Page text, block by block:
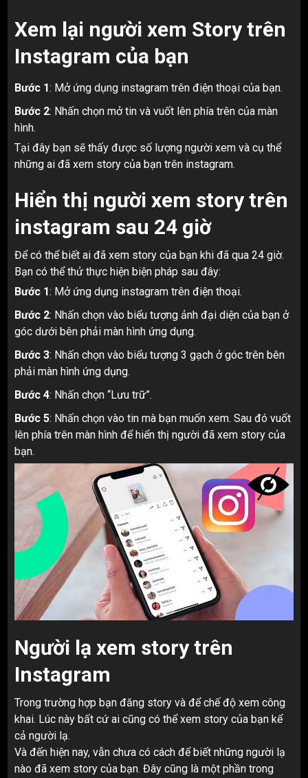
Xem lại người xem Story trên
Instagram của bạn
Bước 1: Mở ứng dụng instagram trên điện thoại của bạn.
Bước 2: Nhấn chọn mở tin và vuốt lên phía trên của màn
hình.
Tại đây bạn sẽ thấy được số lượng người xem và cụ thể
những ai đã xem story của bạn trên instagram.
Hiển thị người xem story trên
instagram sau 24 giờ
Để có thể biết ai đã xem story của bạn khi đã qua 24 giờ.
Bạn có thể thử thực hiện biện pháp sau đây:
Bước 1: Mở ứng dụng instagram trên điện thoại.
Bước 2: Nhấn chọn vào biểu tượng ảnh đại diện của bạn ở
góc dưới bên phải màn hình ứng dụng.
Bước 3: Nhấn chọn vào biểu tượng 3 gạch ở góc trên bên
phải màn hình ứng dụng.
Bước 4: Nhấn chọn “Lưu trữ”.
Bước 5: Nhấn chọn vào tin mà bạn muốn xem. Sau đó vuốt
lên phía trên màn hình để hiển thị người đã xem story của
bạn.
Người lạ xem story trên
Instagram
Trong trường hợp bạn đăng story và để chế độ xem công
khai. Lúc này bất cứ ai cũng có thể xem story của bạn kể
cả người lạ.
Và đến hiện nay, vẫn chưa có cách để biết những người lạ
nào đã xem story của bạn. Đây cũng là một phần trong